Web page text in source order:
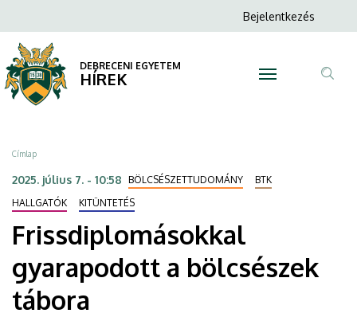
gyarapodott
a
bölcsészek
tábora
DEBRECENI
EGYETEM
a
tartalomra
Anonim
menüje
Bejelentkezés
DEBRECENI EGYETEM
HÍREK
Morzsa
Címlap
2025. július 7. - 10:58 BÖLCSÉSZETTUDOMÁNY
BTK
HALLGATÓK
KITÜNTETÉS
Frissdiplomásokkal
gyarapodott a bölcsészek
tábora